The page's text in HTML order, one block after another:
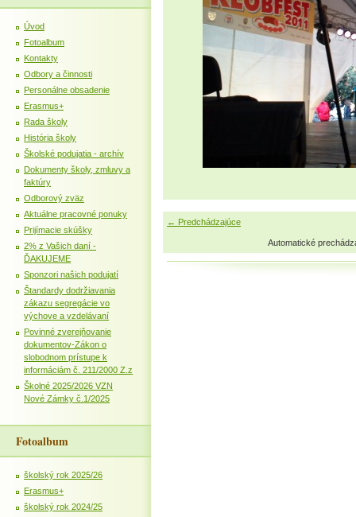
← Predchádzajúce
Automatické
Úvod
Fotoalbum
Kontakty
Odbory a činnosti
Personálne obsadenie
Erasmus+
Rada školy
História školy
Školské podujatia - archív
Dokumenty školy, zmluvy a
faktúry
Odborový zväz
Aktuálne pracovné ponuky
Prijímacie skúšky
2% z Vašich daní -
ĎAKUJEME
Sponzori našich podujatí
Štandardy dodržiavania
zákazu segregácie vo
výchove a vzdelávaní
Povinné zverejňovanie
dokumentov-Zákon o
slobodnom prístupe k
informáciám č. 211/2000 Z.z
Školné 2025/2026 VZN
Nové Zámky č.1/2025
Fotoalbum
školský rok 2025/26
Erasmus+
školský rok 2024/25